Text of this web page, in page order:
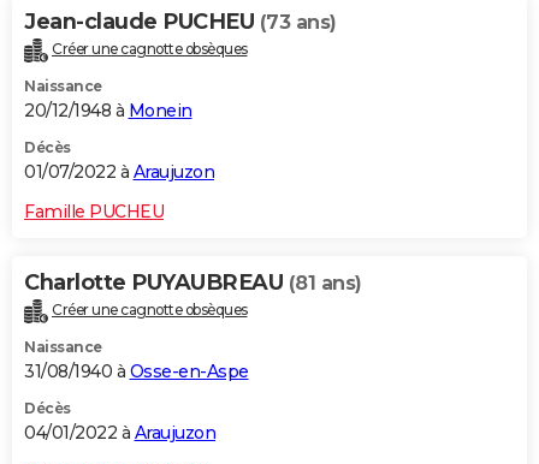
Carte de Noël
Carte Bonne année
Carte Saint-Valentin
Carte Pâques
Carte d'anniversaire
DICTIONNAIRE
Dictionnaire
Biographies
Citations
Expressions
Proverbes
PROGRAMME TV
S'inscrire
Se connecter
Lycées
Collèges
Primaires
Universités
Entreprises
Service militaire
Avis de recherche
AVIS DE DÉCÈS
FORUM
Bricolage
Lifestyle
Culture
Sport
Auto
Television
Voyage
Cinema
Jean-claude PUCHEU (73 ans)
Créer une cagnotte obsèques
Naissance
20/12/1948 à Monein
Décès
01/07/2022 à Araujuzon
Famille PUCHEU
Charlotte PUYAUBREAU (81 ans)
Créer une cagnotte obsèques
Naissance
31/08/1940 à Osse-en-Aspe
Décès
04/01/2022 à Araujuzon